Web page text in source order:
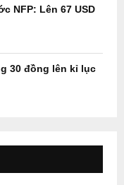
NFP: Lên 67 USD
30 đồng lên kỉ lục